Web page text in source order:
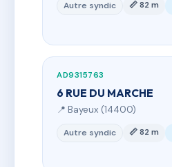
Autre syndic 📏 82 m
AD9315763
6 RUE DU MARCHE
📍 Bayeux (14400)
Autre syndic 📏 82 m